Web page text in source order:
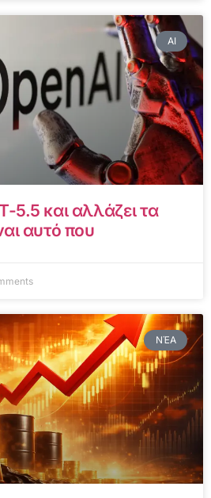
AI
5.5 και αλλάζει τα
αυτό που
ΝΈΑ